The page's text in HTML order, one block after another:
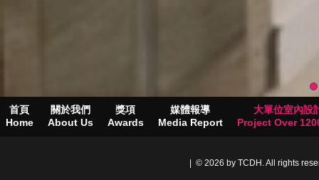
首頁
Home
關於我們
About Us
獎項
Awards
媒體報導
Media Report
大單位室內設
Project Over
| © 2026 by TCDH. All rights